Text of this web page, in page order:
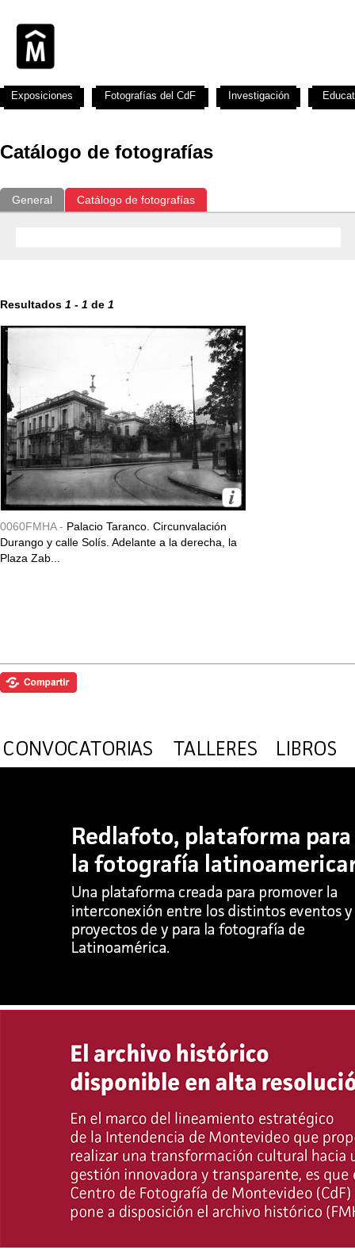
Catálogo de fotografías
General Catálogo de fotografías
Resultados 1 - 1 de 1
0060FMHA - Palacio Taranco. Circunvalación
Durango y calle Solís. Adelante a la derecha, la
Plaza Zab...
Exposiciones Fotografías del CdF Investigación